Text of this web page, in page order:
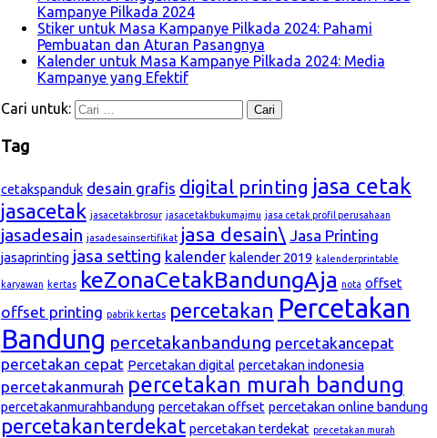
Kampanye Pilkada 2024
Stiker untuk Masa Kampanye Pilkada 2024: Pahami
Pembuatan dan Aturan Pasangnya
Kalender untuk Masa Kampanye Pilkada 2024: Media
Kampanye yang Efektif
Cari untuk:
Tag
cetakspanduk desain grafis digital printing jasa cetak
jasacetak jasacetakbrosur jasacetakbukumajmu jasa cetak profil perusahaan
jasadesain jasadesainsertifikat jasa desain\ Jasa Printing
jasaprinting jasa setting kalender kalender 2019 kalenderprintable
karyawan kertas keZonaCetakBandungAja nota offset
offset printing pabrik kertas percetakan Percetakan
Bandung percetakanbandung percetakancepat
percetakan cepat Percetakan digital percetakan indonesia
percetakanmurah percetakan murah bandung
percetakanmurahbandung percetakan offset percetakan online bandung
percetakanterdekat percetakan terdekat precetakan murah